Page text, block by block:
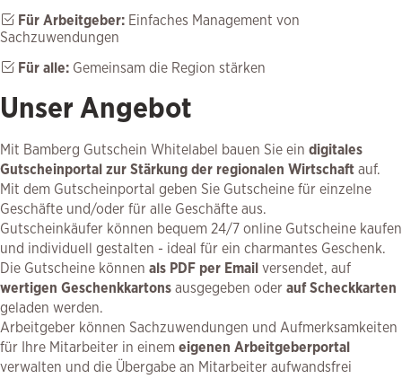
Für Arbeitgeber: Einfaches Management von
Sachzuwendungen
Für alle: Gemeinsam die Region stärken
Unser Angebot
Mit Bamberg Gutschein Whitelabel bauen Sie ein digitales
Gutscheinportal zur Stärkung der regionalen Wirtschaft auf.
Mit dem Gutscheinportal geben Sie Gutscheine für einzelne
Geschäfte und/oder für alle Geschäfte aus.
Gutscheinkäufer können bequem 24/7 online Gutscheine kaufen
und individuell gestalten - ideal für ein charmantes Geschenk.
Die Gutscheine können als PDF per Email versendet, auf
wertigen Geschenkkartons ausgegeben oder auf Scheckkarten
geladen werden.
Arbeitgeber können Sachzuwendungen und Aufmerksamkeiten
für Ihre Mitarbeiter in einem eigenen Arbeitgeberportal
verwalten und die Übergabe an Mitarbeiter aufwandsfrei